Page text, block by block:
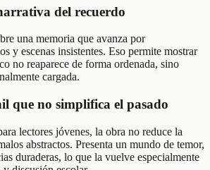
del recuerdo
una memoria que avanza por
y escenas insistentes. Eso permite mostrar
no reaparece de forma ordenada, sino
cargada.
que no simplifica el pasado
lectores jóvenes, la obra no reduce la
abstractos. Presenta un mundo de temor,
duraderas, lo que la vuelve especialmente